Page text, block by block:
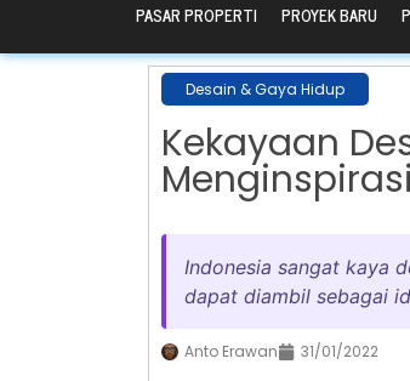
PASAR PROPERTI PROYEK BARU
Desain & Gaya Hidup
Kekayaan
Indonesia sangat kaya
dapat diambil sebagai
Anto Erawan 31/01/2022